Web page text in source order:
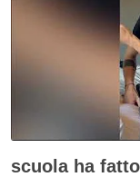
scuola ha